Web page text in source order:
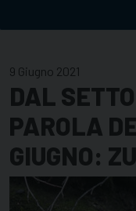
9 Giugno 2021
DAL
PAROLA
GIUGNO: